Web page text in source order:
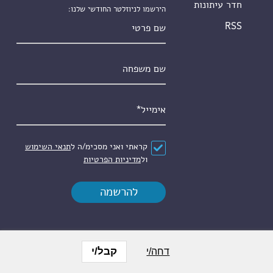
חדר עיתונות
RSS
הירשמו לניוזלטר החודשי שלנו:
הסכם*
קראתי ואני מסכימ/ה לתנאי השימוש
ולמדיניות הפרטיות
דחה/י קבל/י